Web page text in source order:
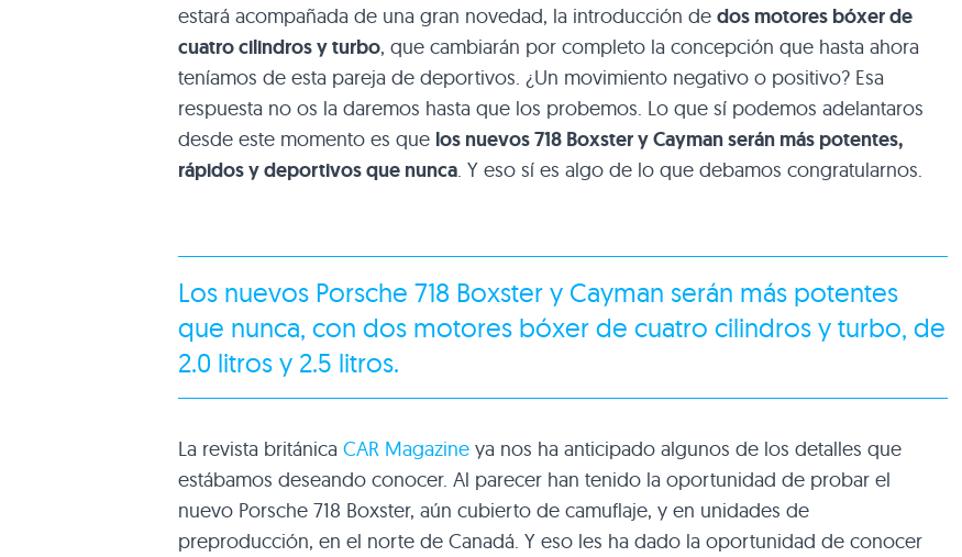
estará acompañada de una gran novedad, la introducción de dos motores bóxer de
cuatro cilindros y turbo, que cambiarán por completo la concepción que hasta ahora
teníamos de esta pareja de deportivos. ¿Un movimiento negativo o positivo? Esa
respuesta no os la daremos hasta que los probemos. Lo que sí podemos adelantaros
desde este momento es que los nuevos 718 Boxster y Cayman serán más potentes,
rápidos y deportivos que nunca. Y eso sí es algo de lo que debamos congratularnos.
Los nuevos Porsche 718 Boxster y Cayman serán más potentes
que nunca, con dos motores bóxer de cuatro cilindros y turbo, de
2.0 litros y 2.5 litros.
La revista británica CAR Magazine ya nos ha anticipado algunos de los detalles que
estábamos deseando conocer. Al parecer han tenido la oportunidad de probar el
nuevo Porsche 718 Boxster, aún cubierto de camuflaje, y en unidades de
preproducción, en el norte de Canadá. Y eso les ha dado la oportunidad de conocer